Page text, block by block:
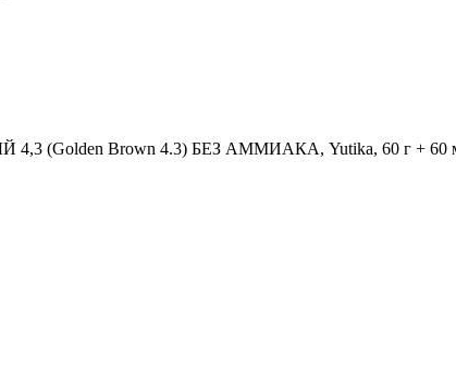
(Golden Brown 4.3) БЕЗ АММИАКА, Yutika, 60 г + 60